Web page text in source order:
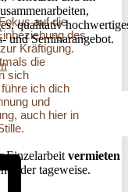
qualitativ
und Seminarangebot.
Einzelarbeit vermieten
oder tageweise.
auf die
des
Kräftigung.
die
sich
ich dich
und
auch hier in